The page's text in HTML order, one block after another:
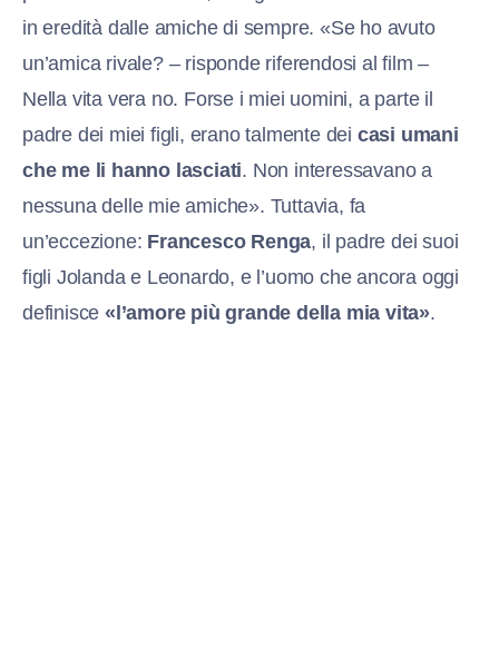
in eredità dalle amiche di sempre. «Se ho avuto
un’amica rivale? – risponde riferendosi al film –
Nella vita vera no. Forse i miei uomini, a parte il
padre dei miei figli, erano talmente dei casi umani
che me li hanno lasciati. Non interessavano a
nessuna delle mie amiche». Tuttavia, fa
un’eccezione: Francesco Renga, il padre dei suoi
figli Jolanda e Leonardo, e l’uomo che ancora oggi
definisce «l’amore più grande della mia vita».